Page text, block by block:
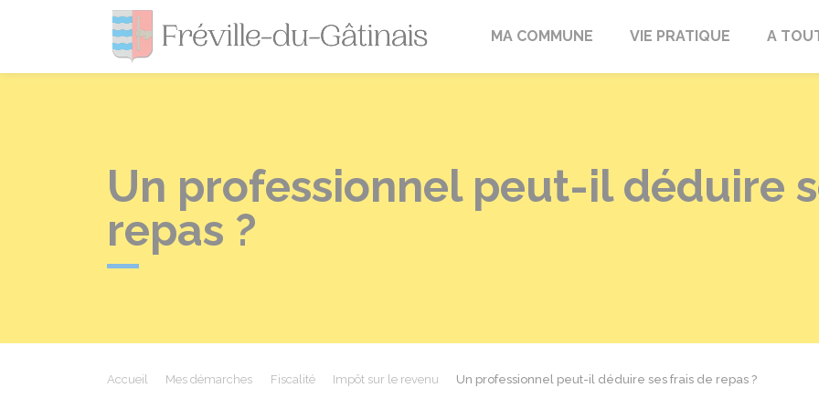
Fréville-du-Gâtinais
MA COMMUNE VIE PRATIQUE A
Un professionnel peut-il déduire
repas ?
Accueil Mes démarches Fiscalité Impôt sur le revenu Un professionnel peut-il déduire ses frais de repas ?